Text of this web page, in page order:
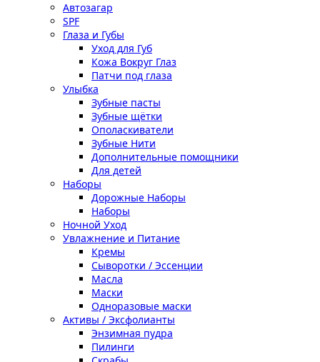
Автозагар
SPF
Глаза и Губы
Уход для Губ
Кожа Вокруг Глаз
Патчи под глаза
Улыбка
Зубные пасты
Зубные щётки
Ополаскиватели
Зубные Нити
Дополнительные помощники
Для детей
Наборы
Дорожные Наборы
Наборы
Ночной Уход
Увлажнение и Питание
Кремы
Сыворотки / Эссенции
Масла
Маски
Одноразовые маски
Активы / Эксфолианты
Энзимная пудра
Пилинги